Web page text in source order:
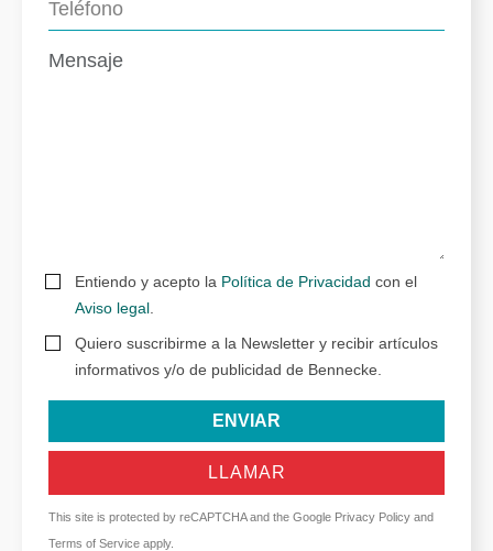
Entiendo y acepto la Política de Privacidad con el
Aviso legal
Quiero suscribirme a la Newsletter y recibir artículos
informativos y/o de publicidad de Bennecke.
ENVIAR
LLAMAR
This site is protected by reCAPTCHA and the Google Privacy Policy and
Terms of Service apply.